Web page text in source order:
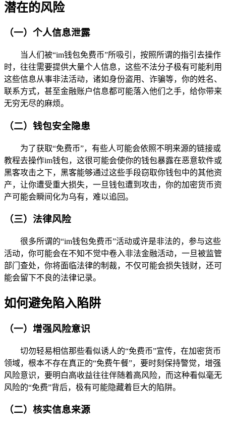
潜在的风险
（一）个人信息泄露
当人们被“im钱包免费币”所吸引，按照所谓的指引去操作
时，往往需要提供大量个人信息，这些不法分子极有可能利用
这些信息从事非法活动，诸如身份盗用、诈骗等，你的姓名、
联系方式，甚至金融账户信息都可能落入他们之手，给你带来
无穷无尽的麻烦。
（二）钱包安全隐患
为了获取“免费币”，有些人可能会依照不明来源的链接或
教程去操作im钱包，这很可能会使你的钱包暴露在恶意软件或
黑客攻击之下，黑客能够通过这些手段窃取你钱包中的其他资
产，让你遭受重大损失，一旦钱包遭到攻击，你的加密货币资
产可能会瞬间化为乌有，难以追回。
（三）法律风险
很多所谓的“im钱包免费币”活动或许是非法的，参与这些
活动，你可能会在不知不觉中卷入非法金融活动，一旦被监管
部门查处，你将面临法律的制裁，不仅可能会损失钱财，还可
能会留下不良的法律记录。
如何避免陷入陷阱
（一）增强风险意识
切勿轻易相信那些看似诱人的“免费币”宣传，在加密货币
领域，根本不存在真正的“免费午餐”，要时刻保持警觉，增强
风险意识，要明白高收益往往伴随着高风险，而这种看似毫无
风险的“免费”背后，极有可能隐藏着巨大的陷阱。
（二）核实信息来源